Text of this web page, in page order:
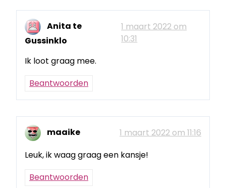
Anita te
Gussinklo
1 maart 2022 om
10:31
Ik loot graag mee.
Beantwoorden
maaike
1 maart 2022 om 11:16
Leuk, ik waag graag een kansje!
Beantwoorden